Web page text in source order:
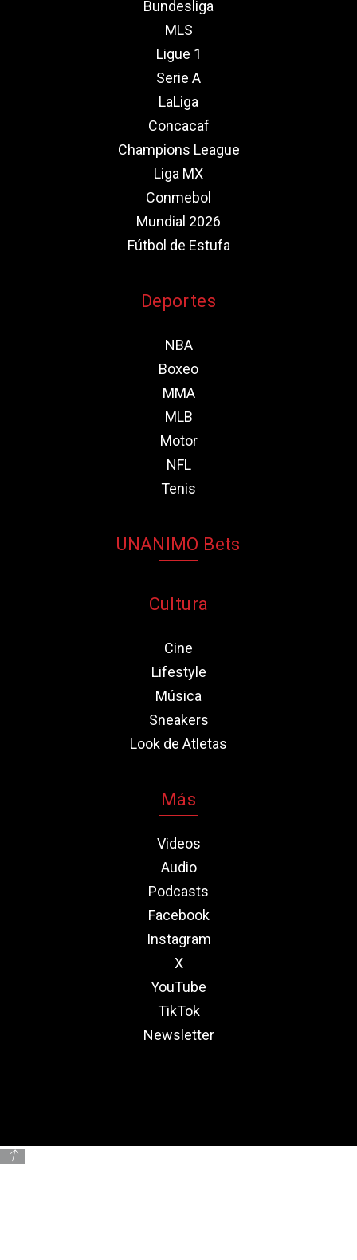
Bundesliga
MLS
Ligue 1
Serie A
LaLiga
Concacaf
Champions League
Liga MX
Conmebol
Mundial 2026
Fútbol de Estufa
Deportes
NBA
Boxeo
MMA
MLB
Motor
NFL
Tenis
UNANIMO Bets
Cultura
Cine
Lifestyle
Música
Sneakers
Look de Atletas
Más
Videos
Audio
Podcasts
Facebook
Instagram
X
YouTube
TikTok
Newsletter